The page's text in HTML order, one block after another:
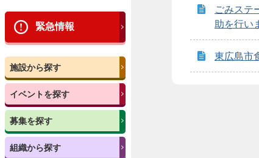
緊急情報
施設から探す
イベントを探す
募集を探す
組織から探す
ごみステ
助を行い
東広島市